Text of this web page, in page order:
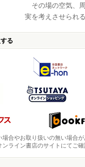
その場の空気、
実を考えさせられ
る
合やお取り扱いの無い場合が
ライン書店のサイトにてご確